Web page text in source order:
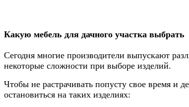
Какую мебель для дачного участка выбрать
Сегодня многие производители выпускают
некоторые сложности при выборе изделий.
Чтобы не растрачивать попусту свое время и
остановиться на таких изделиях: